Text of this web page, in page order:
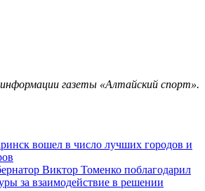
газеты «Алтайский спорт».
вошел в число лучших городов и
Виктор Томенко поблагодарил
за взаимодействие в решении